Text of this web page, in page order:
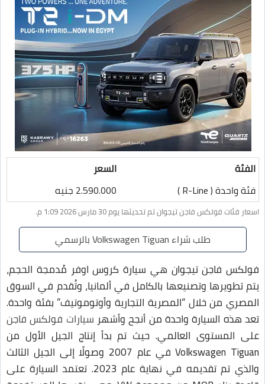
الفئة
السعر
فئة واحدة ( R-Line )
2.590.000 جنيه
اسعار فئات فولكس فاجن تيجوان تم تحديثها يوم 30 مارس 2026 1:09 م.
طلب شراء Volkswagen Tiguan بالرسمي
فولكس فاجن تيجوان هي سيارة كروس اوفر مُدمجة الحجم،
يتم تطويرها وتصنيعها بالكامل في ألمانيا، وتُقدم في السوق
المصري من خلال “المصرية التجارية وأوتوموتيف” بفئة واحدة.
تعد هذه السيارة واحدة من أنجح وأشهر سيارات فولكس فاجن
على المستوى العالمي. حيث تم بدأ إنتاج الجيل الأول من
Volkswagen Tiguan في عام 2007 وصولًا إلى الجيل الثالث
والذي تم تقديمه في نهاية عام 2023. تعتمد السيارة على